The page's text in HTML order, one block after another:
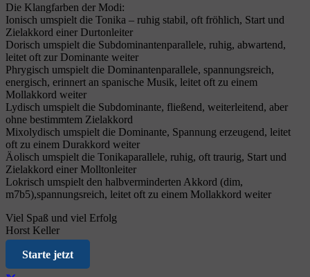
Die Klangfarben der Modi:
Ionisch umspielt die Tonika – ruhig stabil, oft fröhlich, Start und
Zielakkord einer Durtonleiter
Dorisch umspielt die Subdominantenparallele, ruhig, abwartend,
leitet oft zur Dominante weiter
Phrygisch umspielt die Dominantenparallele, spannungsreich,
energisch, erinnert an spanische Musik, leitet oft zu einem
Mollakkord weiter
Lydisch umspielt die Subdominante, fließend, weiterleitend, aber
ohne bestimmtem Zielakkord
Mixolydisch umspielt die Dominante, Spannung erzeugend, leitet
oft zu einem Durakkord weiter
Äolisch umspielt die Tonikaparallele, ruhig, oft traurig, Start und
Zielakkord einer Molltonleiter
Lokrisch umspielt den halbverminderten Akkord (dim,
m7b5),spannungsreich, leitet oft zu einem Mollakkord weiter
Viel Spaß und viel Erfolg
Horst Keller
Starte jetzt